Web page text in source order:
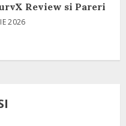
Review si Pareri
2026